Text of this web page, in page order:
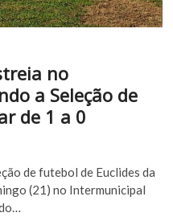
no
a Seleção de
de 1 a 0
de futebol de Euclides da
(21) no Intermunicipal